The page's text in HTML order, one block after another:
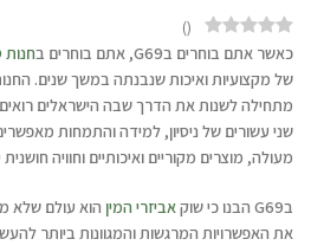
(
)
כאשר אתם בוחרים בG69, אתם בוחרים ב
מתחילה לשנות את הדרך שבה הישראלים
שני עשורים של ניסיון, למידה והתמחות
מעולה, מוצרים מקוריים ואיכותיים וחוויה חושנית
בG69 הבנו כי שוק אביזרי המין הוא עולם שלא
את האפשרויות המרגשות והמגוונות ביותר